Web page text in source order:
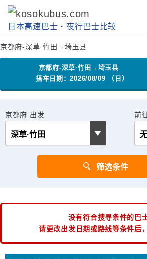
日本高速巴士‧夜行巴士比较
京都府-深草·竹田→埼玉县
京都府-深草·竹田→埼玉县
搭车日期：2026/08/09 （日）
京都府 出发 前
没有符合搜寻条件的巴士
请更改出发日期或路线等条件后